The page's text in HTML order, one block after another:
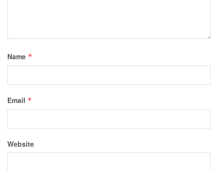
Name *
Email *
Website